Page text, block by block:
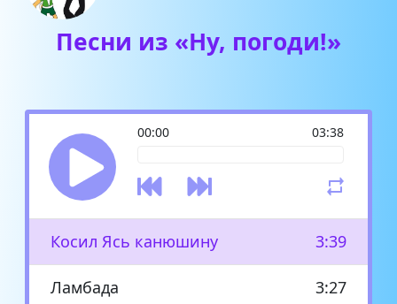
Песни из «Ну, погоди!»
00:00 03:38
Косил Ясь канюшину 3:39
Ламбада 3:27